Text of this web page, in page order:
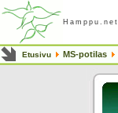
Hamppu.net
Etusivu MS-potilas